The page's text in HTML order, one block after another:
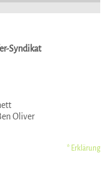
Syndikat
Oliver
* Erklärung